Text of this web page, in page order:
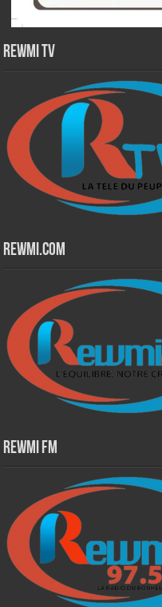
Rewmi TV
Rewmi.Com
Rewmi Fm